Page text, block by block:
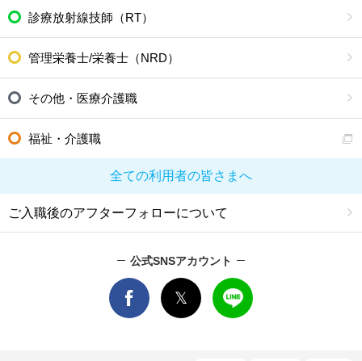
診療放射線技師（RT）
管理栄養士/栄養士（NRD）
その他・医療介護職
福祉・介護職
全ての利用者の皆さまへ
ご入職後のアフターフォローについて
公式SNSアカウント